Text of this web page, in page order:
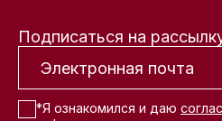
Подписаться на
*Я ознакомился и даю